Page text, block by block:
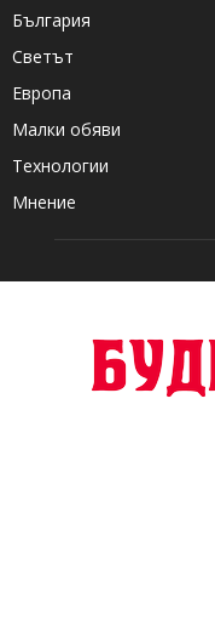
България
Светът
Европа
Малки обяви
Технологии
Мнение